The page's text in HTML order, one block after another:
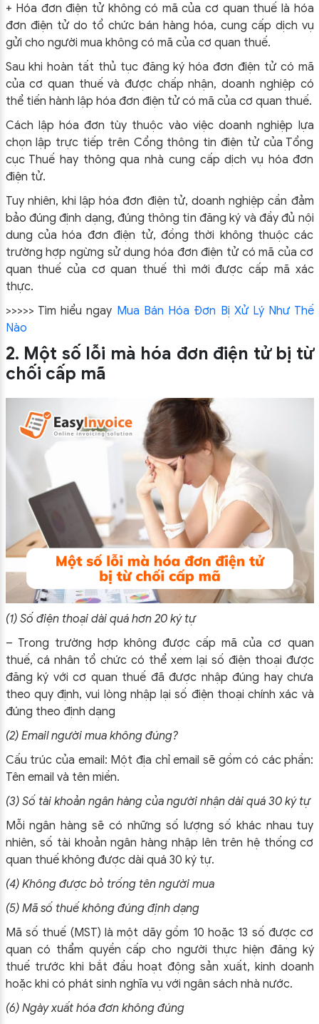
+ Hóa đơn điện tử không có mã của cơ quan thuế là hóa
đơn điện tử do tổ chức bán hàng hóa, cung cấp dịch vụ
gửi cho người mua không có mã của cơ quan thuế.
Sau khi hoàn tất thủ tục đăng ký hóa đơn điện tử có mã
của cơ quan thuế và được chấp nhận, doanh nghiệp có
thể tiến hành lập hóa đơn điện tử có mã của cơ quan thuế.
Cách lập hóa đơn tùy thuộc vào việc doanh nghiệp lựa
chọn lập trực tiếp trên Cổng thông tin điện tử của Tổng
cục Thuế hay thông qua nhà cung cấp dịch vụ hóa đơn
điện tử.
Tuy nhiên, khi lập hóa đơn điện tử, doanh nghiệp cần đảm
bảo đúng định dạng, đúng thông tin đăng ký và đầy đủ nội
dung của hóa đơn điện tử, đồng thời không thuộc các
trường hợp ngừng sử dụng hóa đơn điện tử có mã của cơ
quan thuế của cơ quan thuế thì mới được cấp mã xác
thực.
>>>>> Tìm hiểu ngay Mua Bán Hóa Đơn Bị Xử Lý Như Thế
Nào
2. Một số lỗi mà hóa đơn điện tử bị từ
chối cấp mã
(1) Số điện thoại dài quá hơn 20 ký tự
– Trong trường hợp không được cấp mã của cơ quan
thuế, cá nhân tổ chức có thể xem lại số điện thoại được
đăng ký với cơ quan thuế đã được nhập đúng hay chưa
theo quy định, vui lòng nhập lại số điện thoại chính xác và
đúng theo định dạng
(2) Email người mua không đúng?
Cấu trúc của email: Một địa chỉ email sẽ gồm có các phần:
Tên email và tên miền.
(3) Số tài khoản ngân hàng của người nhận dài quá 30 ký tự
Mỗi ngân hàng sẽ có những số lượng số khác nhau tuy
nhiên, số tài khoản ngân hàng nhập lên trên hệ thống cơ
quan thuế không được dài quá 30 ký tự.
(4) Không được bỏ trống tên người mua
(5) Mã số thuế không đúng định dạng
Mã số thuế (MST) là một dãy gồm 10 hoặc 13 số được cơ
quan có thẩm quyền cấp cho người thực hiện đăng ký
thuế trước khi bắt đầu hoạt động sản xuất, kinh doanh
hoặc khi có phát sinh nghĩa vụ với ngân sách nhà nước.
(6) Ngày xuất hóa đơn không đúng